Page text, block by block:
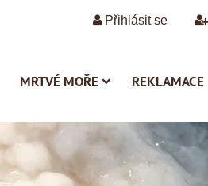
Přihlásit se
MRTVÉ MOŘE REKLAMACE